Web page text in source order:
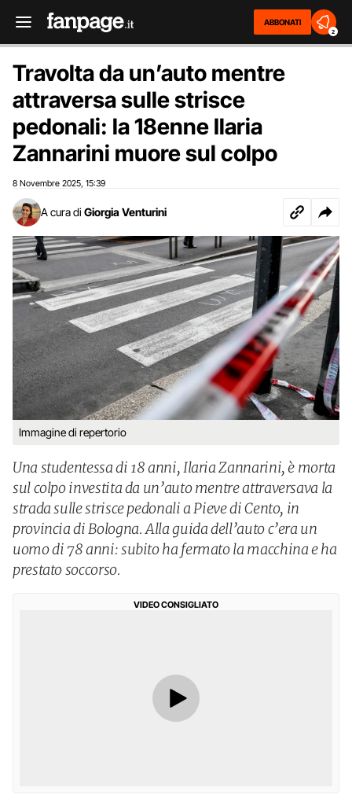
ABBONATI
2
Travolta da un’auto mentre
attraversa sulle strisce
pedonali: la 18enne Ilaria
Zannarini muore sul colpo
8 Novembre 2025 15:39
A cura di Giorgia Venturini
Immagine di repertorio
Una studentessa di 18 anni, Ilaria Zannarini, è morta
sul colpo investita da un’auto mentre attraversava la
strada sulle strisce pedonali a Pieve di Cento, in
provincia di Bologna. Alla guida dell’auto c’era un
uomo di 78 anni: subito ha fermato la macchina e ha
prestato soccorso.
VIDEO CONSIGLIATO